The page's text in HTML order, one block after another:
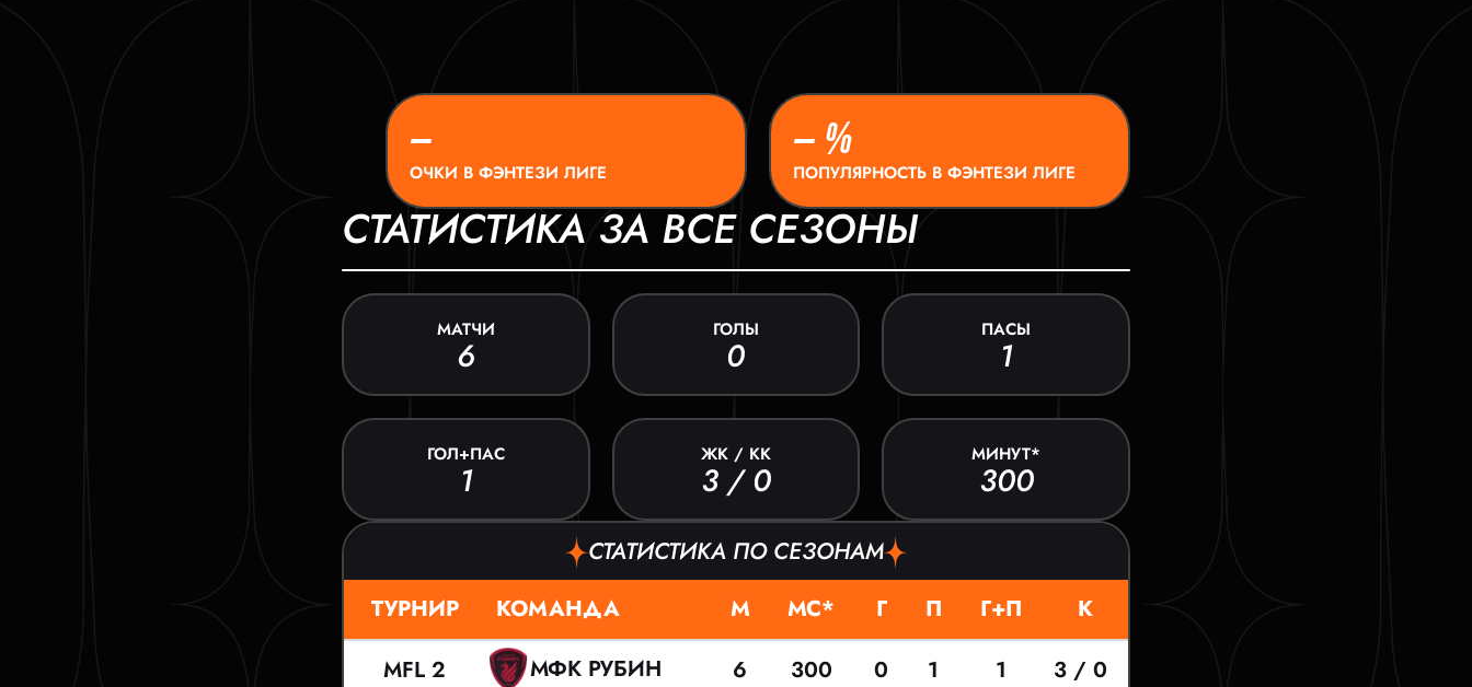
–
ОЧКИ В ФЭНТЕЗИ ЛИГЕ
– %
ПОПУЛЯРНОСТЬ В ФЭНТЕЗИ ЛИГЕ
СТАТИСТИКА ЗА ВСЕ СЕЗОНЫ
МАТЧИ
6
ГОЛЫ
0
ПАСЫ
1
ГОЛ+ПАС
1
ЖК / КК
3 / 0
МИНУТ*
300
СТАТИСТИКА ПО СЕЗОНАМ
ТУРНИР КОМАНДА М МС* Г П Г+П
К
MFL 2
МФК РУБИН 6 300 0 1 1 3 / 0